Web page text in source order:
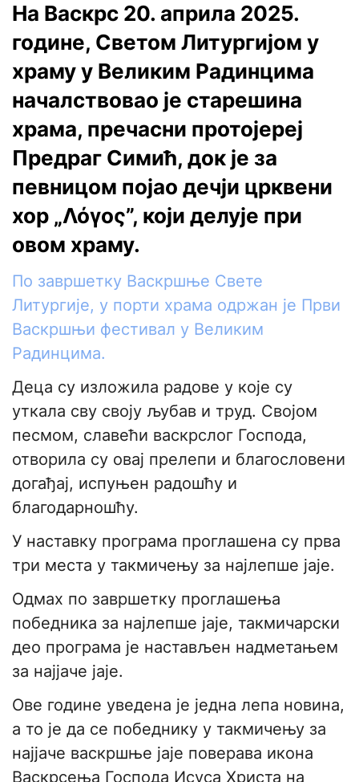
На Васкрс 20. априла 2025.
године, Светом Литургијом у
храму у Великим Радинцима
началствовао је старешина
храма, пречасни протојереј
Предраг Симић, док је за
певницом појао дечји црквени
хор „Λόγος”, који делује при
овом храму.
По завршетку Васкршње Свете
Литургије, у порти храма одржан је Први
Васкршњи фестивал у Великим
Радинцима.
Деца су изложила радове у које су
уткала сву своју љубав и труд. Својом
песмом, славећи васкрслог Господа,
отворила су овај прелепи и благословени
догађај, испуњен радошћу и
благодарношћу.
У наставку програма проглашена су прва
три места у такмичењу за најлепше јаје.
Одмах по завршетку проглашења
победника за најлепше јаје, такмичарски
део програма је настављен надметањем
за најјаче јаје.
Ове године уведена је једна лепа новина,
а то је да се победнику у такмичењу за
најјаче васкршње јаје поверава икона
Васкрсења Господа Исуса Христа на